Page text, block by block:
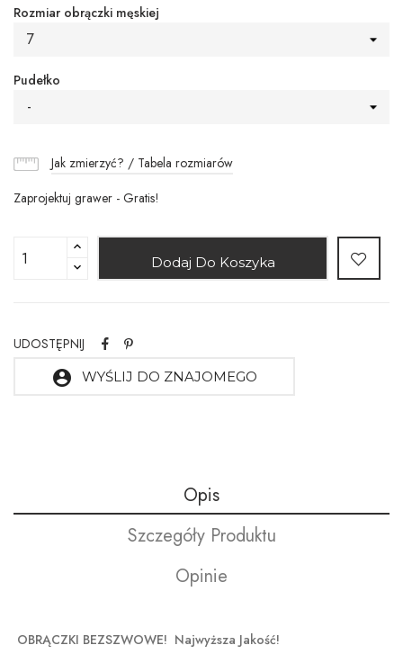
Rozmiar obrączki męskiej
7
Pudełko
-
Jak zmierzyć? / Tabela rozmiarów
Zaprojektuj grawer - Gratis!
Dodaj Do Koszyka
UDOSTĘPNIJ
account_circle WYŚLIJ DO ZNAJOMEGO
Opis
Szczegóły Produktu
Opinie
OBRĄCZKI BEZSZWOWE! Najwyższa Jakość!